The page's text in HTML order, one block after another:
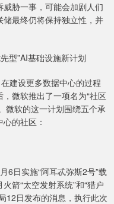
胁一事，可能会加剧人们
最终仍将保持独立性，并
型”AI基础设施新计划
建设更多数据中心的过程
微软推出了一项名为“社区
微软的这一计划围绕五个承
的社区：
日实施“阿耳忒弥斯2号”载
箭“太空发射系统”和“猎户
12日发布的消息，执行此次